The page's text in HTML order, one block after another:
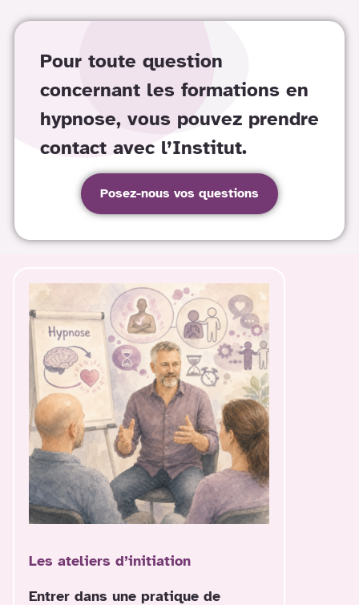
Pour toute question
concernant les formations en
hypnose, vous pouvez prendre
contact avec l’Institut.
Posez-nous vos questions
Les ateliers d’initiation
Entrer dans une pratique de